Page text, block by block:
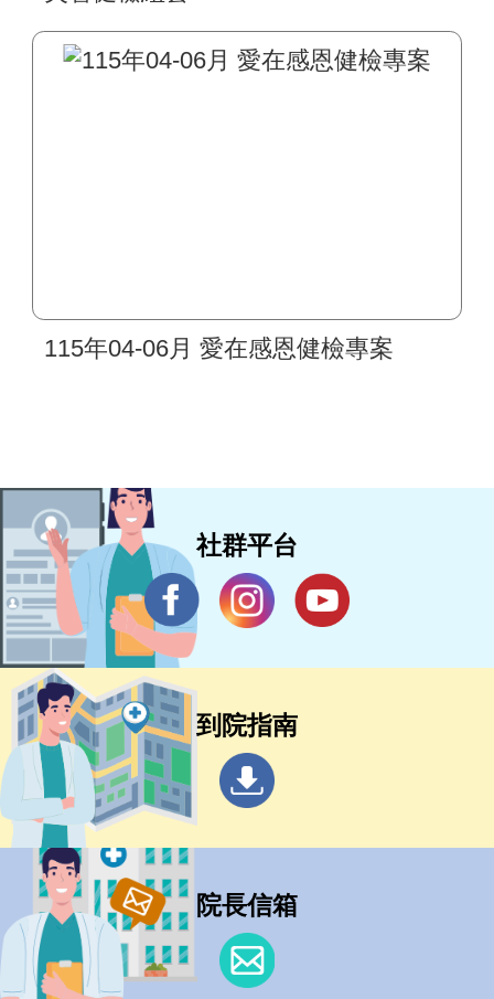
115年04-06月 愛在感恩健檢專案
社群平台
到院指南
院長信箱